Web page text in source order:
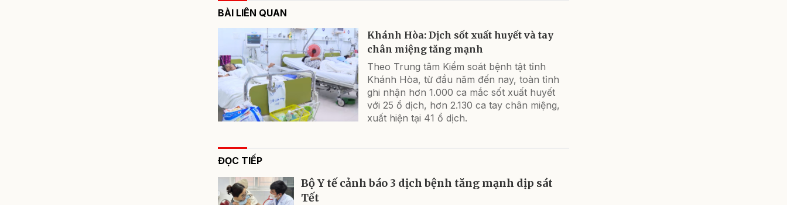
BÀI LIÊN QUAN
Khánh Hòa: Dịch sốt xuất huyết và tay
chân miệng tăng mạnh
Theo Trung tâm Kiểm soát bệnh tật tỉnh
Khánh Hòa, từ đầu năm đến nay, toàn tỉnh
ghi nhận hơn 1.000 ca mắc sốt xuất huyết
với 25 ổ dịch, hơn 2.130 ca tay chân miệng,
xuất hiện tại 41 ổ dịch.
ĐỌC TIẾP
Bộ Y tế cảnh báo 3 dịch bệnh tăng mạnh dịp sát
Tết